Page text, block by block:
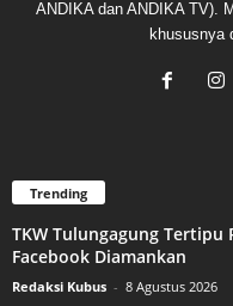
ANDIKA dan ANDIKA TV).
khususnya
Trending
TKW Tulungagung Tertipu
Facebook Diamankan
Redaksi Kubus - 8 Agustus 2026